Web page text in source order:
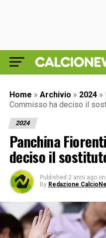
Home » Archivio » 2024 »
Commisso ha deciso il
2024
Panchina
deciso il
Published 2 anni ago on
By Redazione